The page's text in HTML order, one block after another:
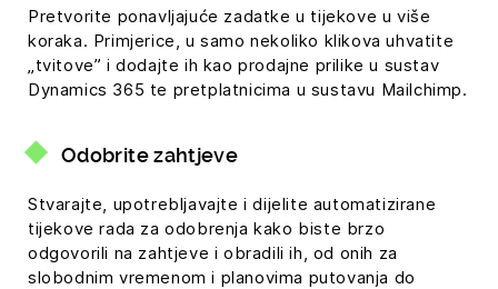
Pretvorite ponavljajuće zadatke u tijekove u više
koraka. Primjerice, u samo nekoliko klikova uhvatite
„tvitove” i dodajte ih kao prodajne prilike u sustav
Dynamics 365 te pretplatnicima u sustavu Mailchimp.
Odobrite zahtjeve
Stvarajte, upotrebljavajte i dijelite automatizirane
tijekove rada za odobrenja kako biste brzo
odgovorili na zahtjeve i obradili ih, od onih za
slobodnim vremenom i planovima putovanja do